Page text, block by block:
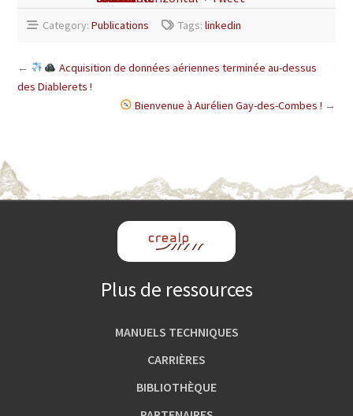
Category: Publications Tags: linkedin
←
Acquisition de données aériennes terminée au-dessus
des Diablerets !
Bienvenue à Aurélien Gay-des-Combes ! →
Plus de ressources
MANUELS TECHNIQUES
CARRIÈRES
BIBLIOTHÈQUE